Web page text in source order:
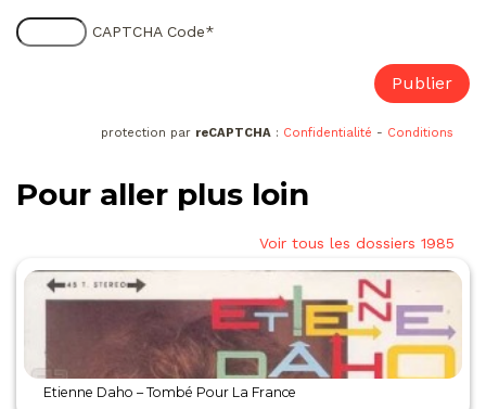
CAPTCHA Code*
protection par reCAPTCHA : Confidentialité - Conditions
Pour aller plus loin
Voir tous les dossiers 1985
Etienne Daho – Tombé Pour La France